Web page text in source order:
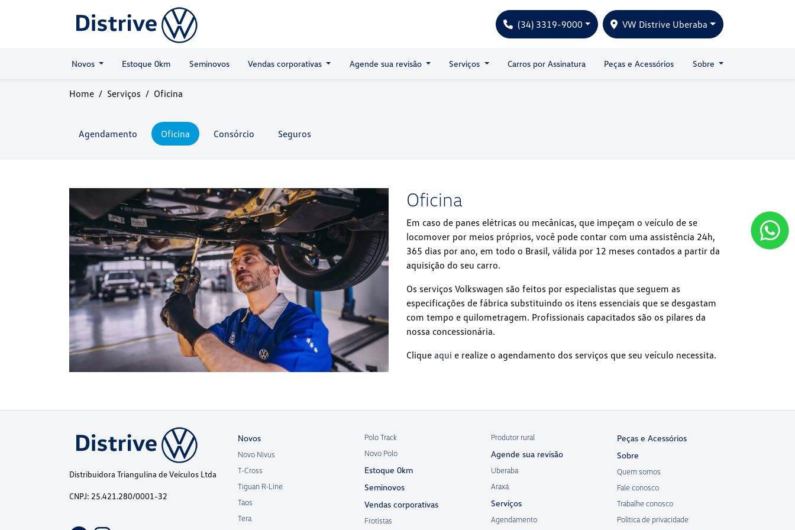
(34) 3319-9000 VW Distrive Uberaba
Novos Estoque 0km Seminovos Vendas corporativas Agende sua revisão Serviços Carros por Assinatura Peças e Acessórios Sobre
Home Serviços Oficina
Agendamento Oficina Consórcio Seguros
Oficina
Em caso de panes elétricas ou mecânicas, que impeçam o veículo de se
locomover por meios próprios, você pode contar com uma assistência 24h,
365 dias por ano, em todo o Brasil, válida por 12 meses contados a partir da
aquisição do seu carro.
Os serviços Volkswagen são feitos por especialistas que seguem as
especificações de fábrica substituindo os itens essenciais que se desgastam
com tempo e quilometragem. Profissionais capacitados são os pilares da
nossa concessionária.
Clique aqui e realize o agendamento dos serviços que seu veículo necessita.
Distribuidora Triangulina de Veículos Ltda
CNPJ: 25.421.280/0001-32
Novos
Novo Nivus
T-Cross
Tiguan R-Line
Taos
Tera
Polo Track
Novo Polo
Estoque 0km
Seminovos
Vendas corporativas
Frotistas
Produtor rural
Agende sua revisão
Uberaba
Araxá
Serviços
Agendamento
Peças e Acessórios
Sobre
Quem somos
Fale conosco
Trabalhe conosco
Política de privacidade